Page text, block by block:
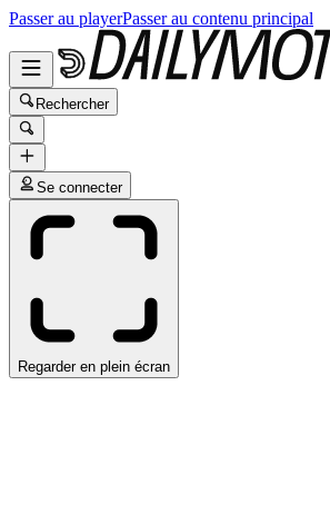
Passer au playerPasser au contenu principal
Rechercher
Se connecter
Regarder en plein écran